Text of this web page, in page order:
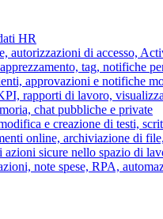
HR
autorizzazioni di accesso,
tag, notifiche
approvazioni e notifiche
rapporti di lavoro,
chat pubbliche e private
e creazione di testi,
online, archiviazione di
sicure nello spazio di
note spese, RPA,